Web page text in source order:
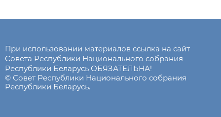
При использовании материалов ссылка на сайт
Совета Республики Национального собрания
Республики Беларусь ОБЯЗАТЕЛЬНА!
© Совет Республики Национального собрания
Республики Беларусь.